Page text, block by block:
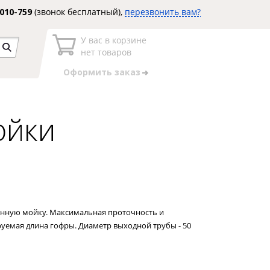
759(звонок бесплатный), перезвонить вам?
У вас в корзине
нет товаров
Оформить заказ
мойку. Максимальная проточность и
длина гофры. Диаметр выходной трубы - 50